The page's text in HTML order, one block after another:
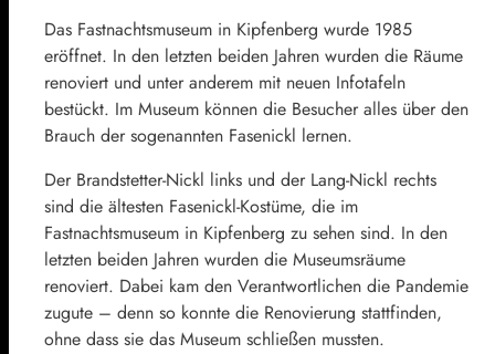
Das Fastnachtsmuseum in Kipfenberg wurde 1985
eröffnet. In den letzten beiden Jahren wurden die Räume
renoviert und unter anderem mit neuen Infotafeln
bestückt. Im Museum können die Besucher alles über den
Brauch der sogenannten Fasenickl lernen.
Der Brandstetter-Nickl links und der Lang-Nickl rechts
sind die ältesten Fasenickl-Kostüme, die im
Fastnachtsmuseum in Kipfenberg zu sehen sind. In den
letzten beiden Jahren wurden die Museumsräume
renoviert. Dabei kam den Verantwortlichen die Pandemie
zugute – denn so konnte die Renovierung stattfinden,
ohne dass sie das Museum schließen mussten.